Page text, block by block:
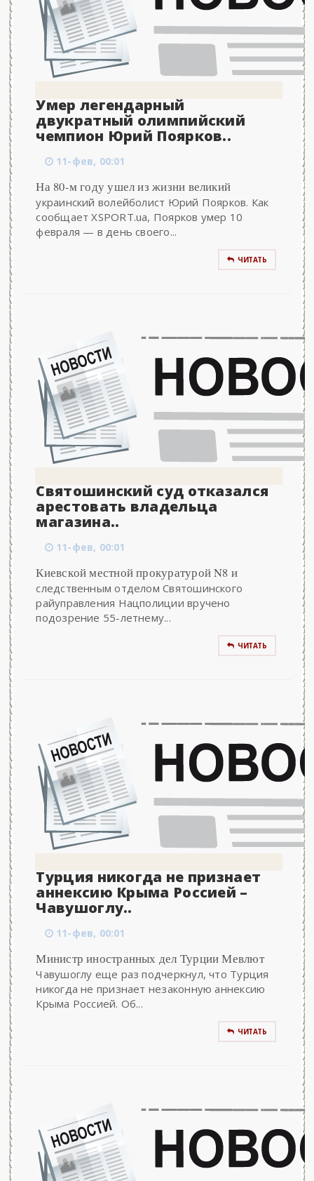
Умер легендарный
двукратный олимпийский
чемпион Юрий Поярков..
11-фев, 00:01
На 80-м году ушел из жизни великий
украинский волейболист Юрий Поярков. Как
сообщает XSPORT.ua, Поярков умер 10
февраля — в день своего...
ЧИТАТЬ
Святошинский суд отказался
арестовать владельца
магазина..
11-фев, 00:01
Киевской местной прокуратурой N8 и
следственным отделом Святошинского
райуправления Нацполиции вручено
подозрение 55-летнему...
ЧИТАТЬ
Турция никогда не признает
аннексию Крыма Россией –
Чавушоглу..
11-фев, 00:01
Министр иностранных дел Турции Мевлют
Чавушоглу еще раз подчеркнул, что Турция
никогда не признает незаконную аннексию
Крыма Россией. Об...
ЧИТАТЬ